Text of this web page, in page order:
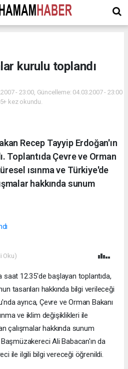
kurulu toplandı
- 23:00, Güncelleme: 04.03.2007 - 23:00
kez okundu.
Recep Tayyip Erdoğan'ın
Toplantıda Çevre ve Orman
ısınma ve Türkiye'de
hakkında sunum
Oku)
saat 12.35'de başlayan toplantıda,
tasarıları hakkında bilgi verileceği
ayrıca, Çevre ve Orman Bakanı
ve iklim değişiklikleri ile
çalışmalar hakkında sunum
Ali Babacan'ın da
ile ilgili bilgi vereceği öğrenildi.